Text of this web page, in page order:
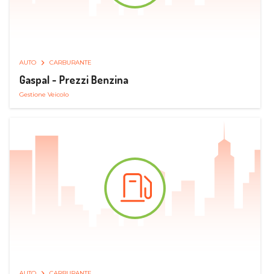
AUTO CARBURANTE
Gaspal - Prezzi Benzina
Gestione Veicolo